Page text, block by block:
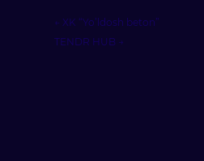
← XK “Yo’ldosh beton”
TENDR HUB →